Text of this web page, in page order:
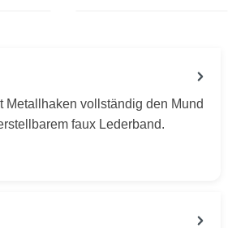
Metallhaken vollständig den Mund
faux Lederband.